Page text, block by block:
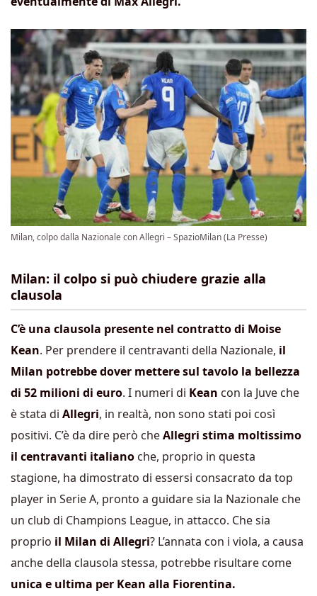
Milan, colpo dalla Nazionale con Allegri – SpazioMilan (La Presse)
Milan: il colpo si può chiudere grazie alla
clausola
C’è una clausola presente nel contratto di Moise
Kean. Per prendere il centravanti della Nazionale, il
Milan potrebbe dover mettere sul tavolo la bellezza
di 52 milioni di euro. I numeri di Kean con la Juve che
è stata di Allegri, in realtà, non sono stati poi così
positivi. C’è da dire però cheAllegri stima moltissimo
il centravanti italiano che, proprio in questa
stagione, ha dimostrato di essersi consacrato da top
player in Serie A, pronto a guidare sia la Nazionale che
un club di Champions League, in attacco. Che sia
proprio il Milan di Allegri? L’annata con i viola, a causa
anche della clausola stessa, potrebbe risultare come
unica e ultima per Kean alla Fiorentina.